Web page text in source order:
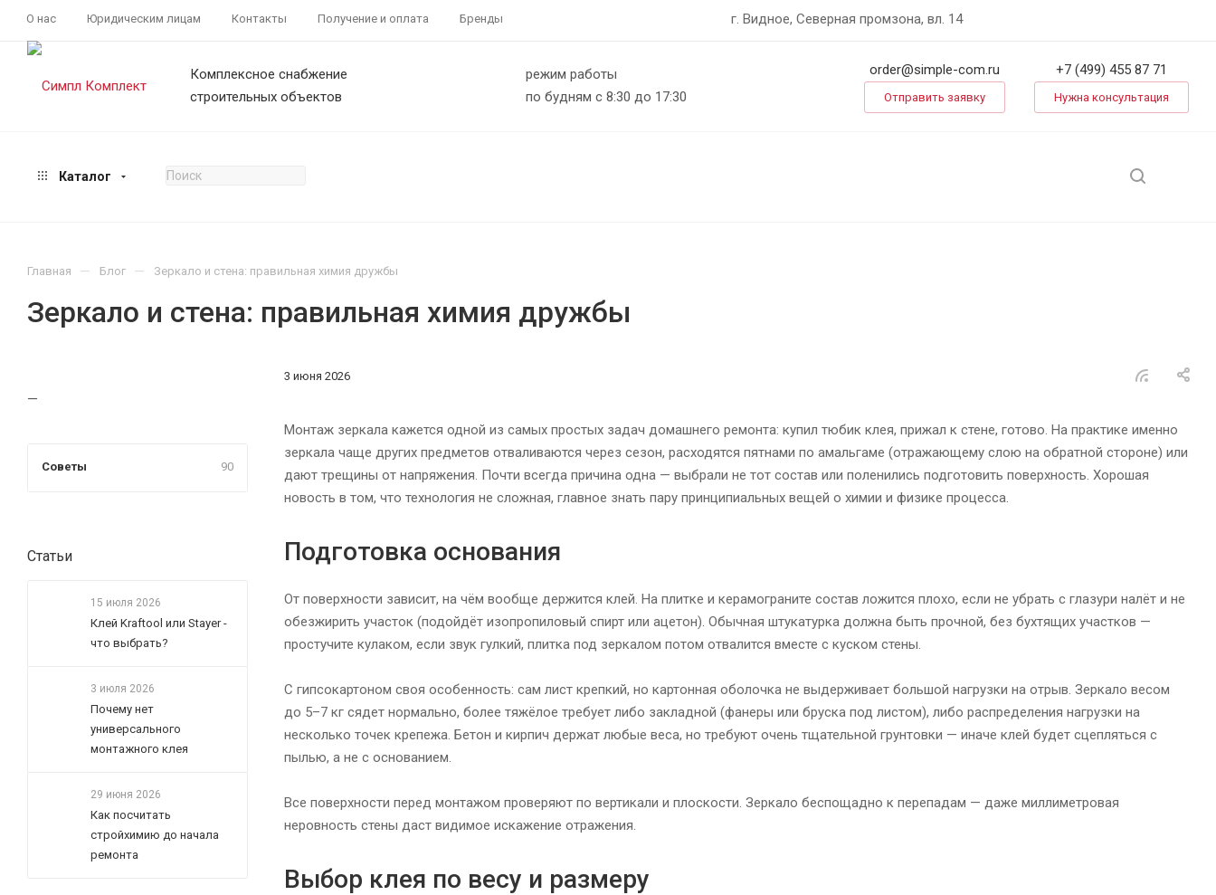
О нас Юридическим лицам Контакты Получение и оплата Бренды г. Видное, Северная промзона, вл. 14
Комплексное снабжение
строительных объектов
режим работы
по будням с 8:30 до 17:30
order@simple-com.ru
Отправить заявку
+7 (499) 455 87 71
Нужна консультация
Каталог
Главная — Блог — Зеркало и стена: правильная химия дружбы
Зеркало и стена: правильная химия дружбы
3 июня 2026
Монтаж зеркала кажется одной из самых простых задач домашнего ремонта: купил тюбик клея, прижал к стене, готово. На практике именно
зеркала чаще других предметов отваливаются через сезон, расходятся пятнами по амальгаме (отражающему слою на обратной стороне) или
дают трещины от напряжения. Почти всегда причина одна — выбрали не тот состав или поленились подготовить поверхность. Хорошая
новость в том, что технология не сложная, главное знать пару принципиальных вещей о химии и физике процесса.
Подготовка основания
От поверхности зависит, на чём вообще держится клей. На плитке и керамограните состав ложится плохо, если не убрать с глазури налёт и не
обезжирить участок (подойдёт изопропиловый спирт или ацетон). Обычная штукатурка должна быть прочной, без бухтящих участков —
простучите кулаком, если звук гулкий, плитка под зеркалом потом отвалится вместе с куском стены.
С гипсокартоном своя особенность: сам лист крепкий, но картонная оболочка не выдерживает большой нагрузки на отрыв. Зеркало весом
до 5–7 кг сядет нормально, более тяжёлое требует либо закладной (фанеры или бруска под листом), либо распределения нагрузки на
несколько точек крепежа. Бетон и кирпич держат любые веса, но требуют очень тщательной грунтовки — иначе клей будет сцепляться с
пылью, а не с основанием.
Все поверхности перед монтажом проверяют по вертикали и плоскости. Зеркало беспощадно к перепадам — даже миллиметровая
неровность стены даст видимое искажение отражения.
Выбор клея по весу и размеру
Советы 90
Статьи
15 июля 2026
Клей Kraftool или Stayer -
что выбрать?
3 июля 2026
Почему нет
универсального
монтажного клея
29 июня 2026
Как посчитать
стройхимию до начала
ремонта